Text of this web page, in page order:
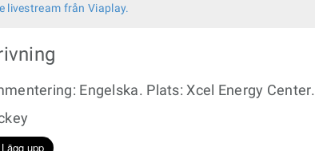
livestream från Viaplay.
Engelska. Plats: Xcel Energy Center.